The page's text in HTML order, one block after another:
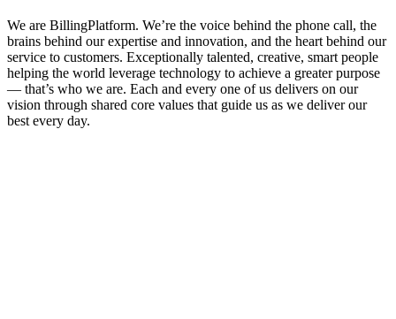
We are BillingPlatform. We’re the voice behind the phone call, the
brains behind our expertise and innovation, and the heart behind our
service to customers. Exceptionally talented, creative, smart people
helping the world leverage technology to achieve a greater purpose
— that’s who we are. Each and every one of us delivers on our
vision through shared core values that guide us as we deliver our
best every day.